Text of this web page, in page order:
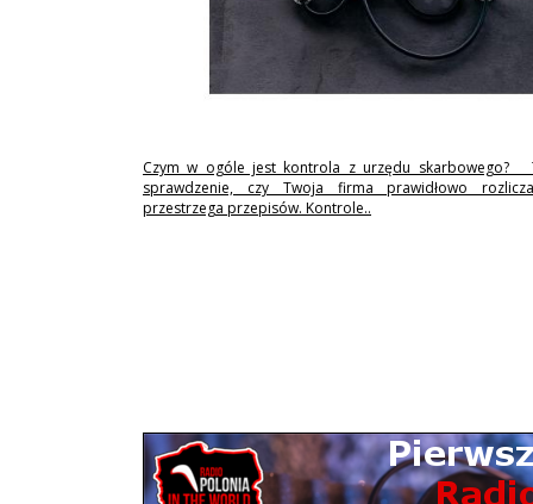
Czym w ogóle jest kontrola z urzędu skarbowego?
sprawdzenie, czy Twoja firma prawidłowo
przestrzega przepisów. Kontrole..